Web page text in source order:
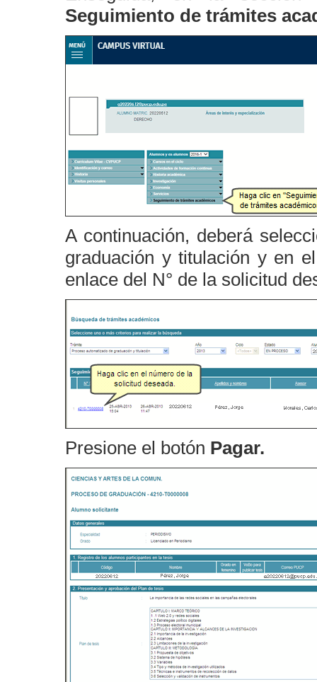
Seguimiento de trámites
A continuación, deberá
graduación y titulación y en
enlace del N° de la solicitud
Presione el botón Pagar.